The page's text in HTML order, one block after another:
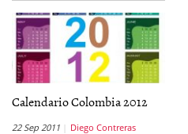
Calendario Colombia 2012
22 Sep 2011 Diego Contreras